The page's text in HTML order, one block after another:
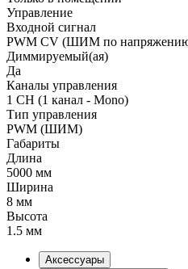
Управление
Входной сигнал
PWM СV (ШИМ по
Диммируемый(ая)
Да
Каналы управления
1 CH (1 канал - Mono)
Тип управления
PWM (ШИМ)
Габариты
Длина
5000 мм
Ширина
8 мм
Высота
1.5 мм
Аксессуары